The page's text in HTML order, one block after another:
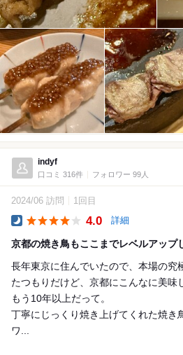
indyf
口コミ 316件 フォロワー 99人
2024/06 訪問 1回目
4.0 詳細
京都の焼き鳥もここまでレベルアップ
長年東京に住んでいたので、本場の究
たつもりだけど、京都にこんなに美味
もう10年以上だって。
丁寧にじっくり焼き上げてくれた焼き
ワ...